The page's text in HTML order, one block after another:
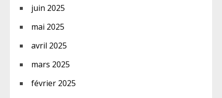
juin 2025
mai 2025
avril 2025
mars 2025
février 2025